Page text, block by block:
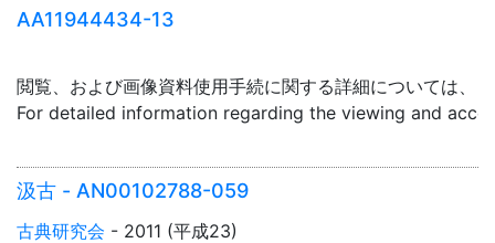
AA11944434-13
閲覧、および画像資料使用手続に関する詳細については、「
For detailed information regarding the viewing and
汲古 - AN00102788-059
古典研究会 - 2011 (平成23)